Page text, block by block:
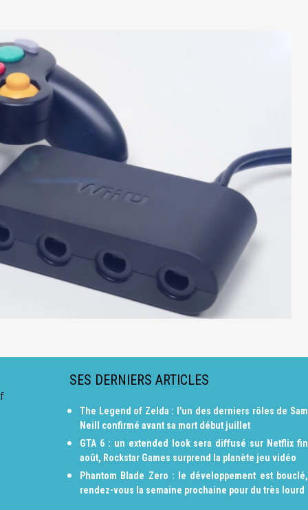
SES DERNIERS ARTICLES
The Legend of Zelda : l'un des derniers rôles de Sam
Neill confirmé avant sa mort début juillet
GTA 6 : un extended look sera diffusé sur Netflix fin
août, Rockstar Games surprend la planète jeu vidéo
Phantom Blade Zero : le développement est bouclé,
rendez-vous la semaine prochaine pour du très lourd